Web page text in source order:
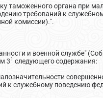
таможенного органа при
требований к
комиссии).".
и военной службе"
31 следующего содержания:
к служебному поведению